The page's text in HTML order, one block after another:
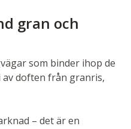
gran och
som binder ihop de
doften från granris,
– det är en